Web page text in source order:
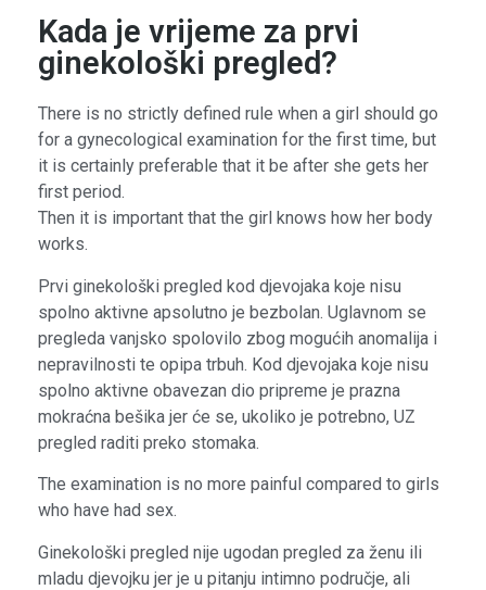
Kada je vrijeme za prvi
ginekološki pregled?
There is no strictly defined rule when a girl should go
for a gynecological examination for the first time, but
it is certainly preferable that it be after she gets her
first period.
Then it is important that the girl knows how her body
works.
Prvi ginekološki pregled kod djevojaka koje nisu
spolno aktivne apsolutno je bezbolan. Uglavnom se
pregleda vanjsko spolovilo zbog mogućih anomalija i
nepravilnosti te opipa trbuh. Kod djevojaka koje nisu
spolno aktivne obavezan dio pripreme je prazna
mokraćna bešika jer će se, ukoliko je potrebno, UZ
pregled raditi preko stomaka.
The examination is no more painful compared to girls
who have had sex.
Ginekološki pregled nije ugodan pregled za ženu ili
mladu djevojku jer je u pitanju intimno područje, ali